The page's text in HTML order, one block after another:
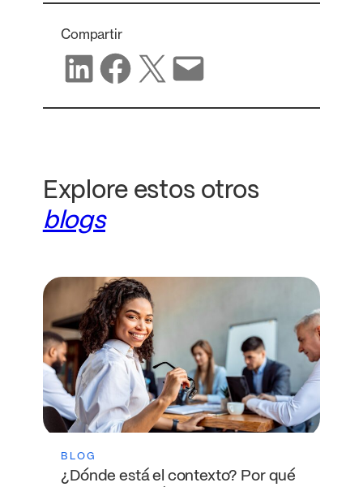
Compartir
Compartir en LinkedIn
Compartir en Facebook
Compartir en X Compartir por correo electrónico
Explore estos otros
blogs
BLOG
¿Dónde está el contexto? Por qué